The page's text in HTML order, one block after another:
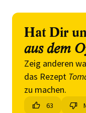
Hat Dir
aus dem
Zeig anderen
das Rezept
zu machen.
63